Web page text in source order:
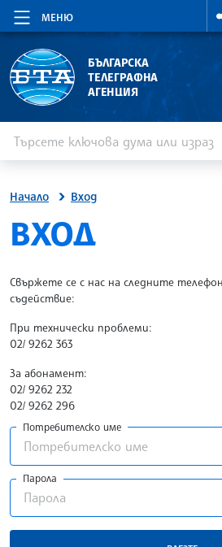
МЕНЮ
БЪЛГАРСКА
ТЕЛЕГРАФНА
АГЕНЦИЯ
Начало Вход
SITE.BTA
ВХОД
Свържете се с нас на следните
съдействие:
При технически проблеми:
02/ 9262 363
За абонамент:
02/ 9262 232
02/ 9262 296
Потребителско име
Парола